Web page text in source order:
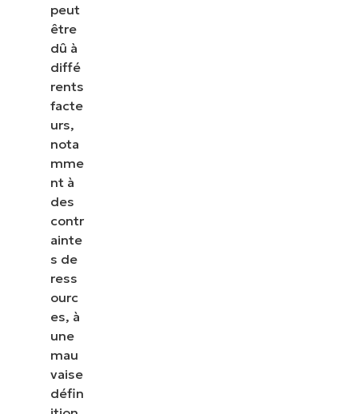
peut
être
dû à
diffé
rents
facte
urs,
nota
mme
nt à
des
contr
ainte
s de
ress
ourc
es, à
une
mau
vaise
défin